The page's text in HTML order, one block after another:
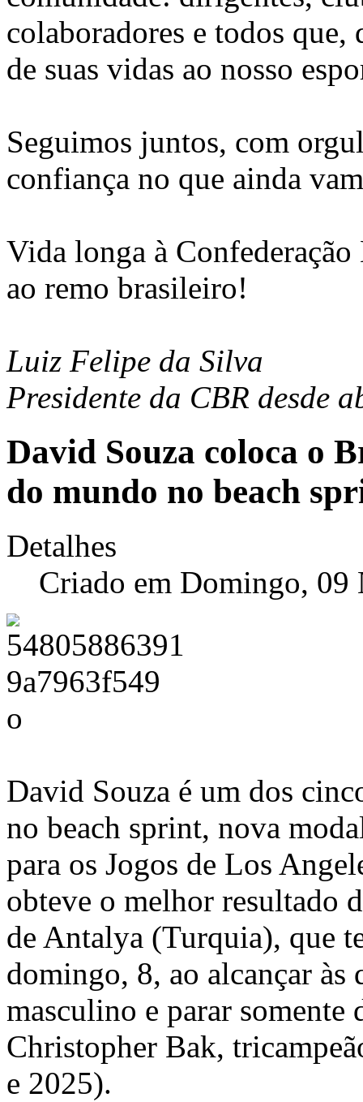
colaboradores e todos
de suas vidas ao nosso
Seguimos juntos, com
confiança no que ainda
Vida longa à
ao remo brasileiro!
Luiz Felipe da Silva
Presidente da CBR desde
David Souza coloca o
do mundo no beach
Detalhes
Criado em Domingo,
David Souza é um dos
no beach sprint, nova
para os Jogos de Los
obteve o melhor resultado
de Antalya (Turquia), que
domingo, 8, ao alcançar
masculino e parar somente
Christopher Bak,
e 2025).